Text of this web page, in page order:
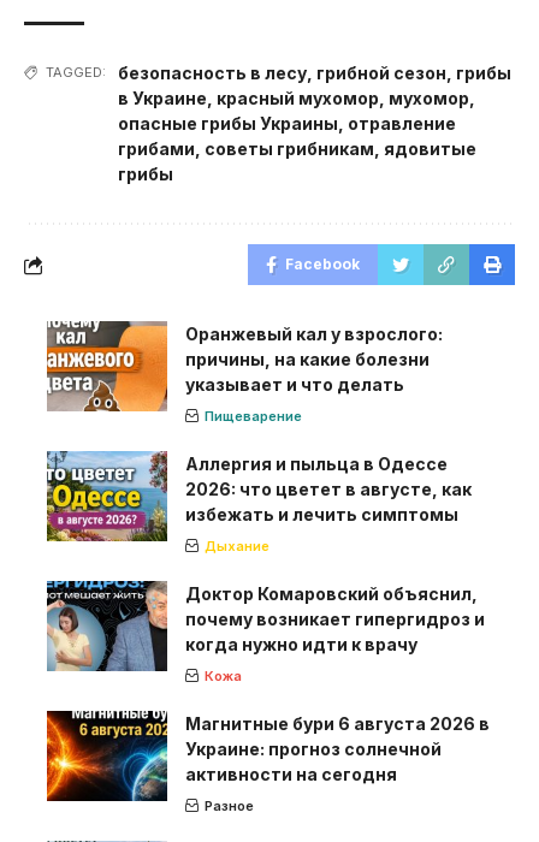
TAGGED: безопасность в лесу грибной сезон грибы
в Украине красный мухомор мухомор
опасные грибы Украины отравление
грибами советы грибникам ядовитые
грибы
Facebook
Оранжевый кал у взрослого:
причины, на какие болезни
указывает и что делать
Пищеварение
Аллергия и пыльца в Одессе
2026: что цветет в августе, как
избежать и лечить симптомы
Дыхание
Доктор Комаровский объяснил,
почему возникает гипергидроз и
когда нужно идти к врачу
Кожа
Магнитные бури 6 августа 2026 в
Украине: прогноз солнечной
активности на сегодня
Разное